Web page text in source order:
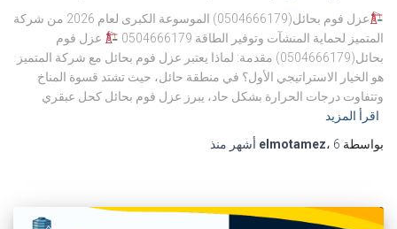
عزل فوم بحائل(0504666179) الموسوعة الكبرى لعام 2026 من شركة
المتميز لحماية المنشآت وتوفير الطاقة 0504666179
عزل فوم
بحائل(0504666179) مقدمة: لماذا يعتبر عزل فوم بحائل مع شركة المتميز
هو الخيار الاستراتيجي الأول؟ في منطقة حائل، حيث تشتد قسوة المناخ
وتتفاوت درجات الحرارة بشكل حاد، يبرز عزل فوم بحائل كحل عبقري
اقرأ المزيد
بواسطة
elmotamez، 6 أشهر منذ